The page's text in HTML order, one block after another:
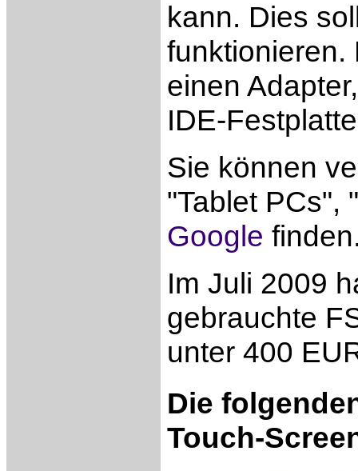
kann. Dies
funktionieren.
einen
IDE-
Sie können
"Tablet PCs",
Google
Im Juli 2009
gebrauchte
unter 400
Die
Touch-